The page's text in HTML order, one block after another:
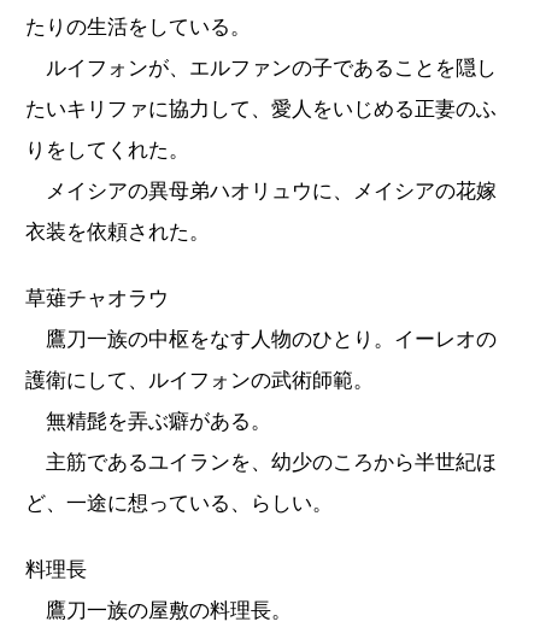
たりの生活をしている。
ルイフォンが、エルファンの子であることを隠し
たいキリファに協力して、愛人をいじめる正妻のふ
りをしてくれた。
メイシアの異母弟ハオリュウに、メイシアの花嫁
衣装を依頼された。
草薙チャオラウ
鷹刀一族の中枢をなす人物のひとり。イーレオの
護衛にして、ルイフォンの武術師範。
無精髭を弄ぶ癖がある。
主筋であるユイランを、幼少のころから半世紀ほ
ど、一途に想っている、らしい。
料理長
鷹刀一族の屋敷の料理長。